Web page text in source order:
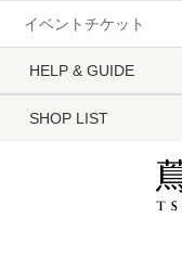
イベントチケット
HELP & GUIDE
SHOP LIST